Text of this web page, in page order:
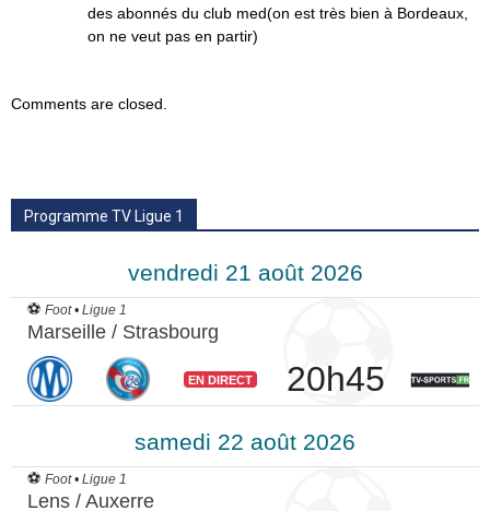
des abonnés du club med(on est très bien à Bordeaux,
on ne veut pas en partir)
Comments are closed.
Programme TV Ligue 1